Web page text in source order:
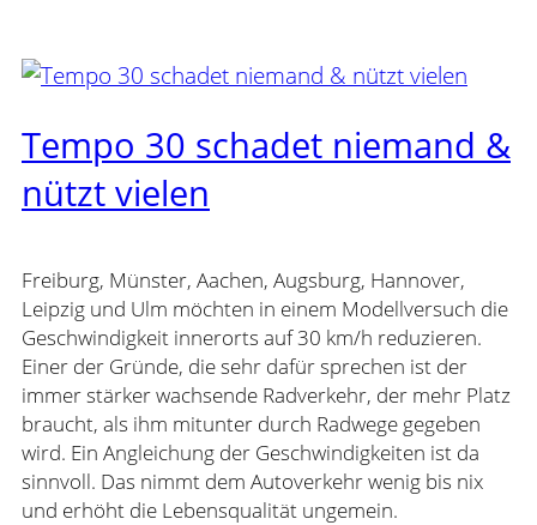
Tempo 30 schadet niemand &
nützt vielen
Freiburg, Münster, Aachen, Augsburg, Hannover,
Leipzig und Ulm möchten in einem Modellversuch die
Geschwindigkeit innerorts auf 30 km/h reduzieren.
Einer der Gründe, die sehr dafür sprechen ist der
immer stärker wachsende Radverkehr, der mehr Platz
braucht, als ihm mitunter durch Radwege gegeben
wird. Ein Angleichung der Geschwindigkeiten ist da
sinnvoll. Das nimmt dem Autoverkehr wenig bis nix
und erhöht die Lebensqualität ungemein.